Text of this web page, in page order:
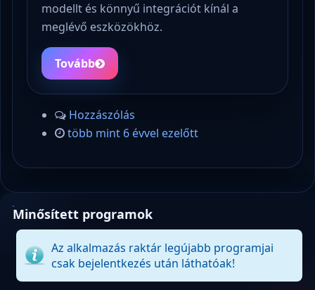
modellt és könnyű integrációt kínál a
meglévő eszközökhöz.
Tovább
Hozzászólás
több mint 6 évvel ezelőtt
Minősített programok
Az alkalmazás raktár legújabb programjai
csak bejelentkezés után láthatóak!